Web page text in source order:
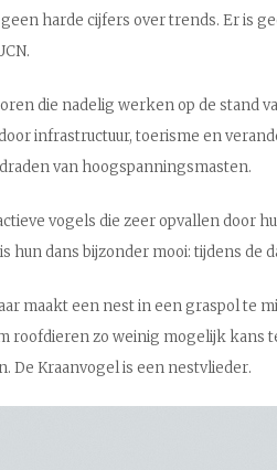
harde cijfers over trends. Er is
die nadelig werken op de stand
infrastructuur, toerisme en
van hoogspanningsmasten.
vogels die zeer opvallen door
hun dans bijzonder mooi: tijdens
maakt een nest in een graspol te
roofdieren zo weinig mogelijk kans
De Kraanvogel is een nestvlieder.